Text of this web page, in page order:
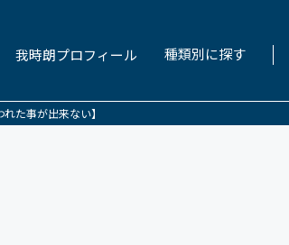
我時朗プロフィール 種類別に探す
た事が出来ない】